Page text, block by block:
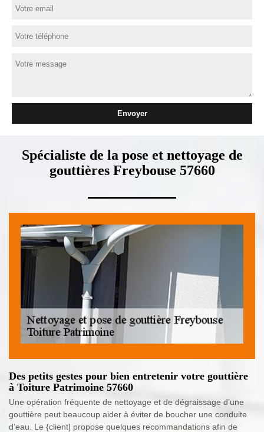
Spécialiste de la pose et nettoyage de
gouttières Freybouse 57660
Des petits gestes pour bien entretenir votre gouttière
à Toiture Patrimoine 57660
Une opération fréquente de nettoyage et de dégraissage d’une
gouttière peut beaucoup aider à éviter de boucher une conduite
d’eau. Le {client] propose quelques recommandations afin de